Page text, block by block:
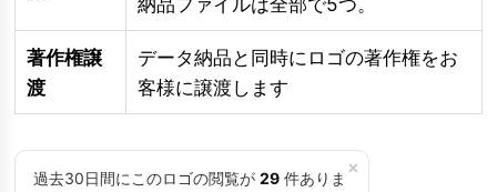
著作権譲
渡
データ納品と同時にロゴの著作権をお
客様に譲渡します
×
過去30日間にこのロゴの閲覧が 29 件ありま